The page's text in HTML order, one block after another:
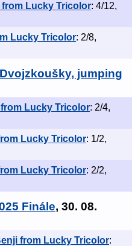
from Lucky Tricolor: 4/12,
Lucky Tricolor: 2/8,
jumping
Lucky Tricolor: 2/4,
Lucky Tricolor: 1/2,
Lucky Tricolor: 2/2,
Finále, 30. 08.
from Lucky Tricolor: